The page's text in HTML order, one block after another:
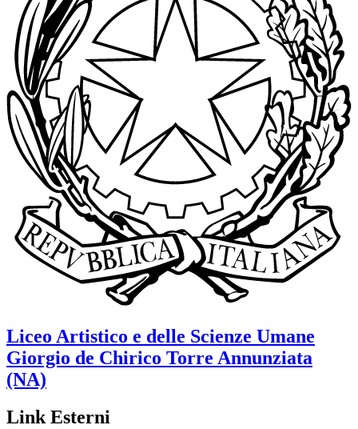
Liceo Artistico e delle Scienze Umane
Giorgio de Chirico Torre Annunziata
(NA)
Link Esterni